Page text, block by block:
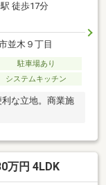
徒歩17分
並木９丁目
駐車場あり
システムキッチン
な立地。商業施
万円 4LDK